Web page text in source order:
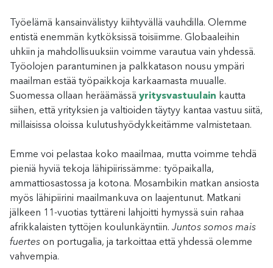
Työelämä kansainvälistyy kiihtyvällä vauhdilla. Olemme
entistä enemmän kytköksissä toisiimme. Globaaleihin
uhkiin ja mahdollisuuksiin voimme varautua vain yhdessä.
Työolojen parantuminen ja palkkatason nousu ympäri
maailman estää työpaikkoja karkaamasta muualle.
Suomessa ollaan heräämässä yritysvastuulain kautta
siihen, että yrityksien ja valtioiden täytyy kantaa vastuu siitä,
millaisissa oloissa kulutushyödykkeitämme valmistetaan.
Emme voi pelastaa koko maailmaa, mutta voimme tehdä
pieniä hyviä tekoja lähipiirissämme: työpaikalla,
ammattiosastossa ja kotona. Mosambikin matkan ansiosta
myös lähipiirini maailmankuva on laajentunut. Matkani
jälkeen 11-vuotias tyttäreni lahjoitti hymyssä suin rahaa
afrikkalaisten tyttöjen koulunkäyntiin. Juntos somos mais
fuertes on portugalia, ja tarkoittaa että yhdessä olemme
vahvempia.